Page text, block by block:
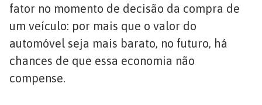
fator no momento de decisão da compra de
um veículo: por mais que o valor do
automóvel seja mais barato, no futuro, há
chances de que essa economia não
compense.